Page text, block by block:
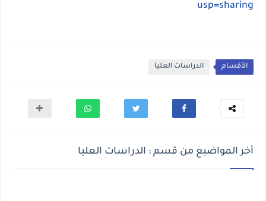
usp=sharing
الأقسام الدراسات العليا
أخر المواضيع من قسم : الدراسات العليا